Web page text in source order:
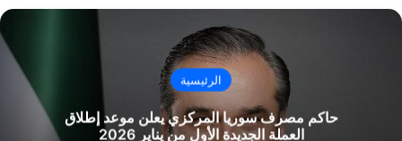
وزير الخارجية يبحث مع نظيره العراقي فى بغداد
22-10-1447هـ 10-4-2026م
الرئيسية
حاكم مصرف سوريا المركزي يعلن موعد إطلاق
العملة الجديدة الأول من يناير 2026